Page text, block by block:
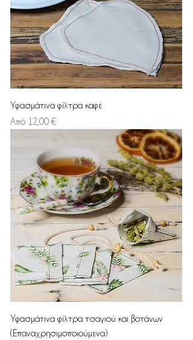
Υφασμάτινα φίλτρα καφέ
Από 12,00 €
Τιμή Έκπτωσης
Υφασμάτινα φίλτρα τσαγιού και βοτάνων
(Επαναχρησιμοποιούμενα)